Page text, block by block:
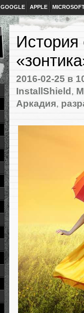
GOOGLE APPLE
История
2016-02-25 в
InstallShield,
Аркадия,